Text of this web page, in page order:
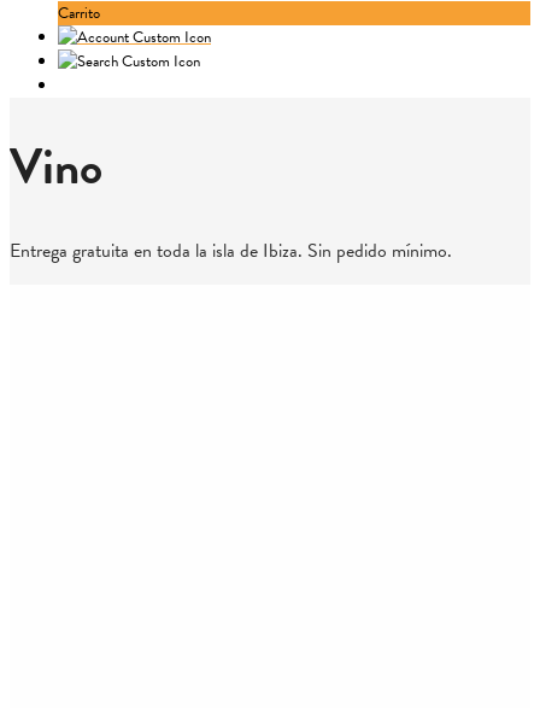
Carrito
Vino
Entrega gratuita en toda la isla de Ibiza. Sin pedido mínimo.